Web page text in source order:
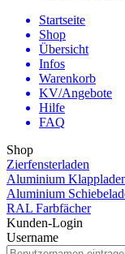
Startseite
Shop
Übersicht
Infos
Warenkorb
KV/Angebote
Hilfe
FAQ
Shop
Zierfensterladen
Aluminium
Aluminium
RAL Farbfächer
Kunden-Login
Username